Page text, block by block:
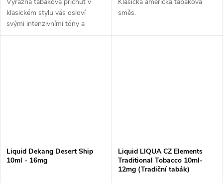
klasickém stylu vás osloví
svými intenzivními tóny a
dřevitou dochutí.
směs.
Liquid Dekang Desert Ship
10ml - 16mg
Liquid LIQUA CZ Elements
Traditional Tobacco 10ml-
12mg (Tradiční tabák)